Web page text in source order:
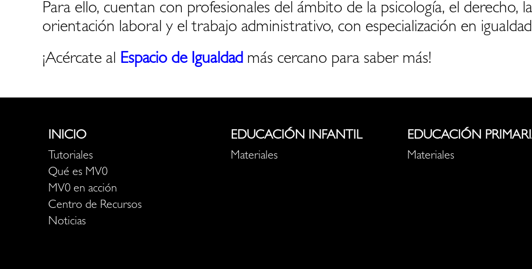
Para ello, cuentan con profesionales del ámbito de la psicología, el derecho,
orientación laboral y el trabajo administrativo, con especialización en
¡Acércate al Espacio de Igualdad más cercano para saber más!
INICIO
Tutoriales
Qué es MV0
MV0 en acción
Centro de Recursos
Noticias
EDUCACIÓN INFANTIL
Materiales
EDUCACIÓN
Materiales